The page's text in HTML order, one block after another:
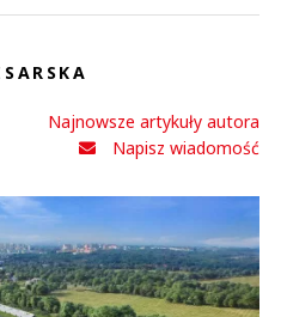
Najnowsze artykuły autora
Napisz wiadomość